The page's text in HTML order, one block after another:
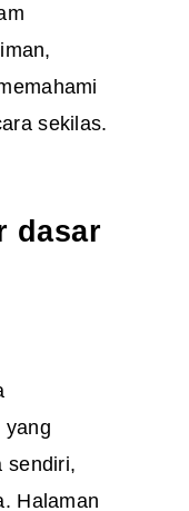
sekilas.
dasar
yang
sendiri,
Halaman